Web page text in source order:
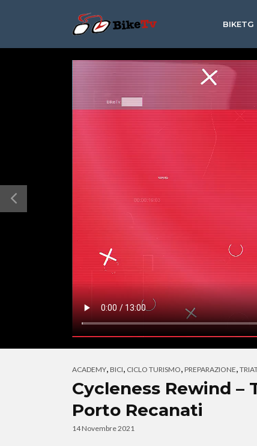
BIKETG
ACADEMY, BICI, CICLO TURISMO, PREPARAZIONE,
Cycleness Rewind –
Porto Recanati
14 Novembre 2021